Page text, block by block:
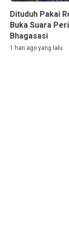
Dituduh Pakai
Buka Suara
Bhagasasi
1 hari ago yang lalu